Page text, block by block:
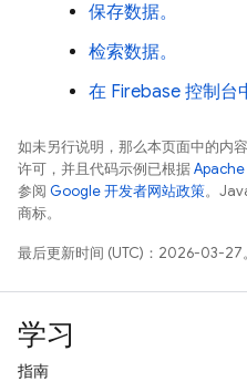
保存数据。
检索数据。
在 Firebase 控制台
如未另行说明，那么本页面中的内
许可，并且代码示例已根据
参阅 Google 开发者网站政策。
商标。
最后更新时间 (UTC)：2026-03-27。
学习
指南